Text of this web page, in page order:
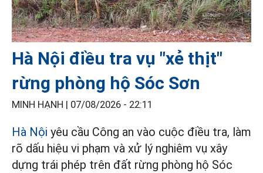
Hà Nội điều tra vụ "xẻ thịt"
rừng phòng hộ Sóc Sơn
MINH HẠNH | 07/08/2026 - 22:11
Hà Nội yêu cầu Công an vào cuộc điều tra, làm
rõ dấu hiệu vi phạm và xử lý nghiêm vụ xây
dựng trái phép trên đất rừng phòng hộ Sóc